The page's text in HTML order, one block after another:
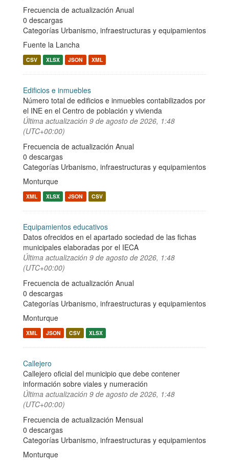
Frecuencia de actualización Anual
0 descargas
Categorías Urbanismo, infraestructuras y equipamientos
Fuente la Lancha
CSV XLSX JSON XML
Edificios e inmuebles
Número total de edificios e inmuebles contabilizados por
el INE en el Centro de población y vivienda
Última actualización 9 de agosto de 2026, 1:48
(UTC+00:00)
Frecuencia de actualización Anual
0 descargas
Categorías Urbanismo, infraestructuras y equipamientos
Monturque
XML XLSX JSON CSV
Equipamientos educativos
Datos ofrecidos en el apartado sociedad de las fichas
municipales elaboradas por el IECA
Última actualización 9 de agosto de 2026, 1:48
(UTC+00:00)
Frecuencia de actualización Anual
0 descargas
Categorías Urbanismo, infraestructuras y equipamientos
Monturque
XML JSON CSV XLSX
Callejero
Callejero oficial del municipio que debe contener
información sobre viales y numeración
Última actualización 9 de agosto de 2026, 1:48
(UTC+00:00)
Frecuencia de actualización Mensual
0 descargas
Categorías Urbanismo, infraestructuras y equipamientos
Monturque